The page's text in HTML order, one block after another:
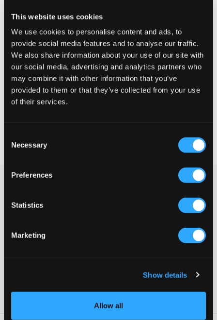
This website uses cookies
We use cookies to personalise content and ads, to
provide social media features and to analyse our traffic.
We also share information about your use of our site with
our social media, advertising and analytics partners who
may combine it with other information that you’ve
provided to them or that they’ve collected from your use
of their services.
Selection
Necessary
Preferences
Statistics
Marketing
Show details
Allow all
Mały Idealny Duży
WYBIERZ SWÓJ ROZMIAR
60 dni na zwrot
Jeansy flare od Gina Tricot Young. Stan jest niski, a rozporek
jak najlepiej i były jak najbardziej wygodne. Nogawki mają
wąski krój i są rozszerzane na dole.
Rozporek zapinany na guziki